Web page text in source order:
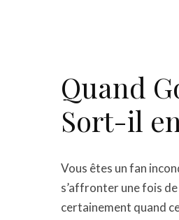
Quand
Sort-il
Vous êtes un fan
s’affronter une fois de
certainement quand